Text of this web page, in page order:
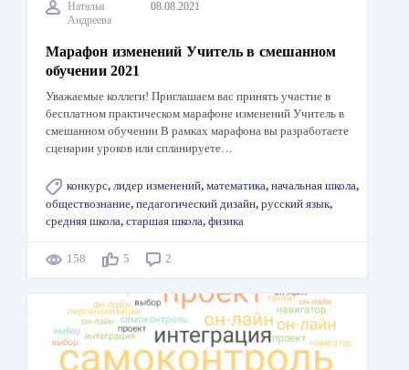
Наталья
Андреева
08.08.2021
Марафон изменений Учитель в смешанном
обучении 2021
Уважаемые коллеги! Приглашаем вас принять участие в
бесплатном практическом марафоне изменений Учитель в
смешанном обучении В рамках марафона вы разработаете
сценарии уроков или спланируете…
конкурс, лидер изменений, математика, начальная школа,
обществознание, педагогический дизайн, русский язык,
средняя школа, старшая школа, физика
158 5 2